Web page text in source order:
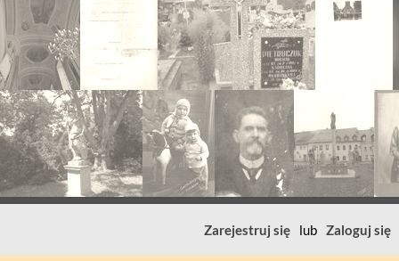
Zarejestruj się lub Zaloguj się